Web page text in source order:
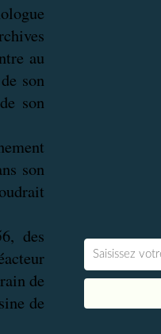
au
son
son
son
des
de
de